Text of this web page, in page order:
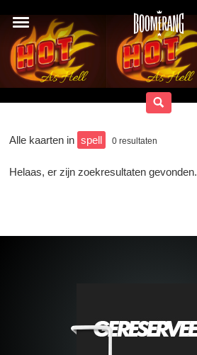
Alle kaarten in spell 0 resultaten
Helaas, er zijn zoekresultaten gevonden.